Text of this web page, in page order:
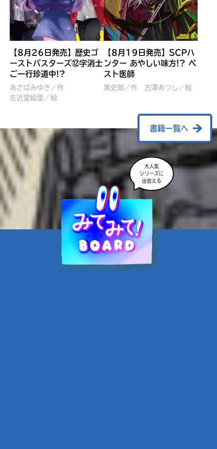
ぼくたちのマインクラフト
冒険記 エンチャント剣
VS暴走モブ
営委員会／協力
レッツゴー！まいぜんシス
ターズ とつぜん、王様に
佐久間さのすけ／絵
【8月26日発売】歴史ゴ
ーストバスターズ⑫字消士
ご一行珍道中!?
あさばみゆき／作
左近堂絵里／絵
【8月19日発売】SCPハ
ンター あやしい味方!? ペ
スト医師
黒史郎／作 古澤あつし／絵
書籍一覧へ
大人気
シリーズに
出会える